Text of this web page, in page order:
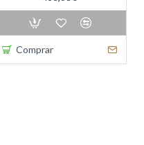
Comprar